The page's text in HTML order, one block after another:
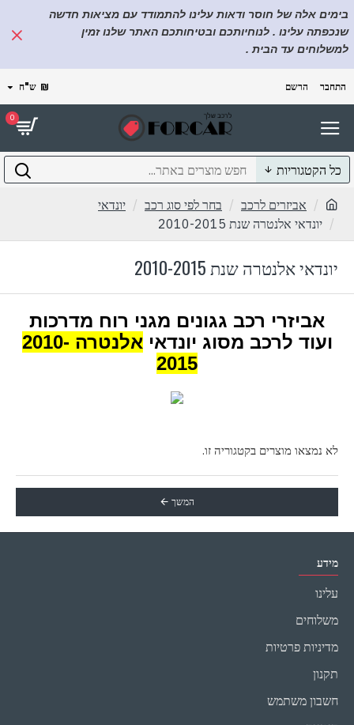
בימים אלה של חוסר ודאות עלינו להתמודד עם מציאות חדשה
שנכפתה עלינו . לנוחיותכם ובטיחותכם האתר שלנו זמין
למשלוחים עד הבית .
התחבר הרשם ₪ ש"ח
0
כל הקטגוריות
אביזרים לרכב בחר לפי סוג רכב
יונדאי
יונדאי אלנטרה שנת 2010-2015
יונדאי אלנטרה שנת 2010-2015
אביזרי רכב גגונים מגני רוח מדרכות
ועוד לרכב מסוג יונדאי
אלנטרה 2010-
2015
לא נמצאו מוצרים בקטגוריה זו.
המשך
מידע
עלינו
משלוחים
מדיניות פרטיות
תקנון
חשבון משתמש